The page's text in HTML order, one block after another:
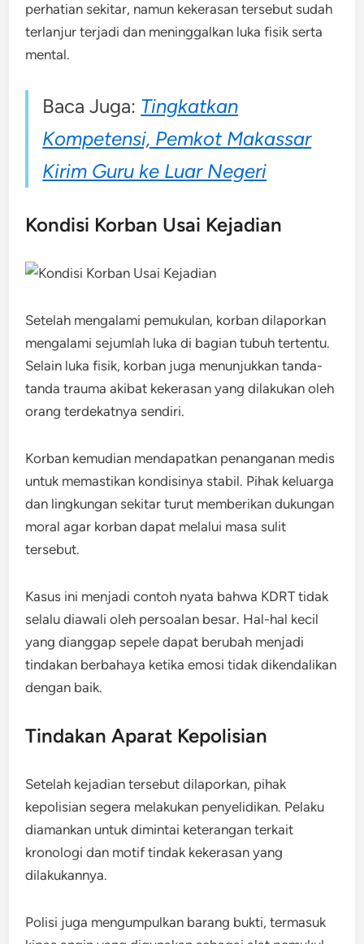
perhatian sekitar, namun kekerasan tersebut sudah
terlanjur terjadi dan meninggalkan luka fisik serta
mental.
Baca Juga: Tingkatkan
Kompetensi, Pemkot Makassar
Kirim Guru ke Luar Negeri
Kondisi Korban Usai Kejadian
Setelah mengalami pemukulan, korban dilaporkan
mengalami sejumlah luka di bagian tubuh tertentu.
Selain luka fisik, korban juga menunjukkan tanda-
tanda trauma akibat kekerasan yang dilakukan oleh
orang terdekatnya sendiri.
Korban kemudian mendapatkan penanganan medis
untuk memastikan kondisinya stabil. Pihak keluarga
dan lingkungan sekitar turut memberikan dukungan
moral agar korban dapat melalui masa sulit
tersebut.
Kasus ini menjadi contoh nyata bahwa KDRT tidak
selalu diawali oleh persoalan besar. Hal-hal kecil
yang dianggap sepele dapat berubah menjadi
tindakan berbahaya ketika emosi tidak dikendalikan
dengan baik.
Tindakan Aparat Kepolisian
Setelah kejadian tersebut dilaporkan, pihak
kepolisian segera melakukan penyelidikan. Pelaku
diamankan untuk dimintai keterangan terkait
kronologi dan motif tindak kekerasan yang
dilakukannya.
Polisi juga mengumpulkan barang bukti, termasuk